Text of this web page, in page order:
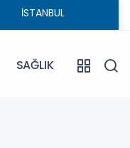
SAĞLIK